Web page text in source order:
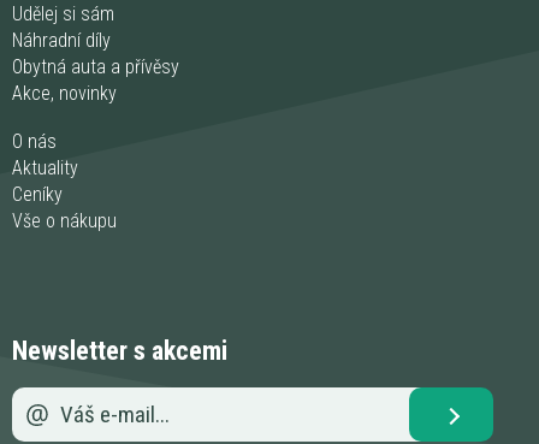
Udělej si sám
Náhradní díly
Obytná auta a přívěsy
Akce, novinky
O nás
Aktuality
Ceníky
Vše o nákupu
Newsletter s akcemi